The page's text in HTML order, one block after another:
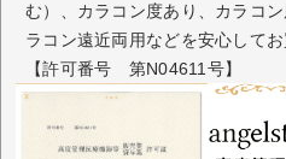
む）、カラコン度あり、カラコ
ラコン遠近両用などを安心して
【許可番号 第N04611号】